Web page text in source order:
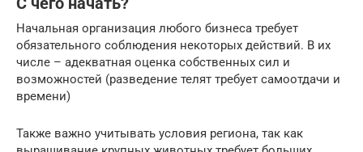
Начальная организация любого бизнеса требует
обязательного соблюдения некоторых действий. В их
числе – адекватная оценка собственных сил и
возможностей (разведение телят требует самоотдачи и
времени)
Также важно учитывать условия региона, так как